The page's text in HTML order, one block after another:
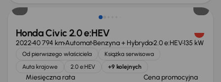
Honda Civic 2.0 e:HEV
202240 794 kmAutomatBenzyna + Hybryda2.0 e:HEV135 kW
Od pierwszego właściciela
Książka serwisowa
Auta krajowe
2.0 e:HEV +9 kolejnych
Miesięczna rata Cena promocyjna